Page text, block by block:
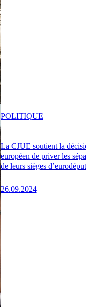
La CJUE soutient la
européen de priver les
de leurs sièges
26.09.2024
POLITIQUE